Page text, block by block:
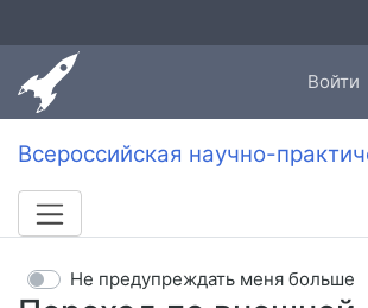
Войти
Всероссийская научно-
Не предупреждать меня больше